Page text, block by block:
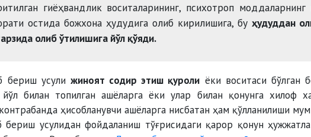
гиёҳвандлик воситаларининг, психотроп моддаларнинг
остида божхона ҳудудига олиб кирилишига, бу ҳудуддан
олиб ўтилишига йўл қўяди.
бериш усули жиноят содир этиш қуроли ёки воситаси бўлган
билан топилган ашёларга ёки улар билан қонунга хилоф
ҳисобланувчи ашёларга нисбатан ҳам қўлланилиши
бериш усулидан фойдаланиш тўғрисидаги қарор қонун